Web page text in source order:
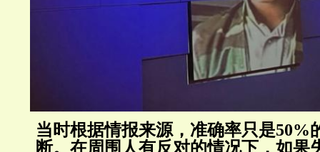
当时根据情报来源，准确率只是50%
断。在周围人有反对的情况下，如果